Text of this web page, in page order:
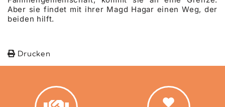
Aber sie findet mit ihrer Magd Hagar einen Weg, der
beiden hilft.
Drucken